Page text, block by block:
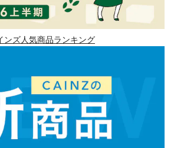
ンズ人気商品ランキング